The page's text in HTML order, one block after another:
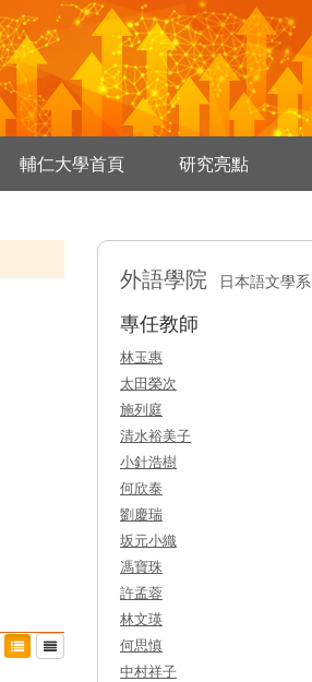
輔仁大學首頁 研究亮點
外語學院 日本語文學系
專任教師
林玉惠
太田榮次
施列庭
清水裕美子
小針浩樹
何欣泰
劉慶瑞
坂元小織
馮寶珠
許孟蓉
林文瑛
何思慎
中村祥子